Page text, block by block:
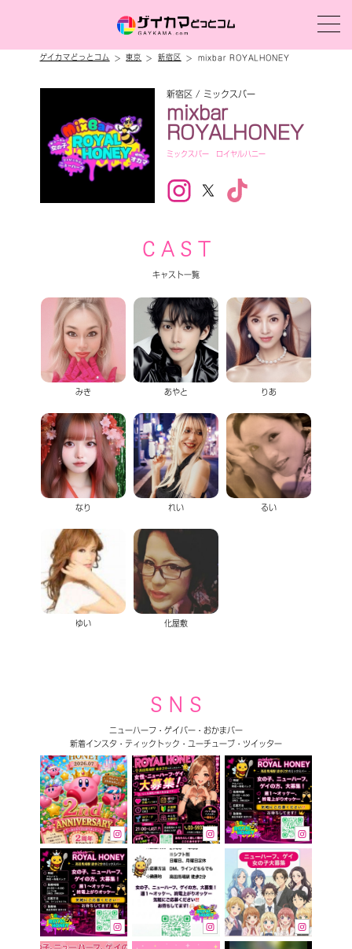
ゲイカマどっとコム 東京 新宿区 mixbar ROYALHONEY
新宿区 / ミックスバー
mixbar
ROYALHONEY
ミックスバー ロイヤルハニー
C A S T
キャスト一覧
みき あやと りあ
なり れい るい
ゆい 化屋敷
S N S
ニューハーフ・ゲイバー・おかまバー
新着インスタ・ティックトック・ユーチューブ・ツイッター